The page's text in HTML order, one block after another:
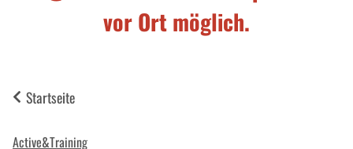
vor Ort möglich.
Startseite
Active&Training